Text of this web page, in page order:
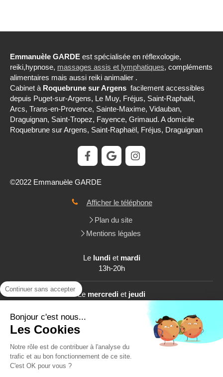
Emmanuèle GARDE est spécialisée en réflexologie,
reiki,hypnose, massages assis et lymphatiques, compléments
alimentaires mais aussi reiki animalier .
Cabinet à Roquebrune sur Argens facilement accessibles
depuis Puget-sur-Argens, Le Muy, Fréjus, Saint-Raphaël,
Arcs, Trans-en-Provence, Sainte-Maxime, Vidauban,
Draguignan, Saint-Tropez, Fayence, Grimaud. A domicile
Roquebrune sur Argens, Saint-Raphaël, Fréjus, Draguignan
©2022 Emmanuèle GARDE
Afficher le téléphone
Plan du site
Mentions légales
Le lundi et mardi
13h-20h
Le mercredi et jeudi
Continuer sans accepter
Bonjour c'est nous...
Les Cookies
Notre rôle est de contribuer à l'analyse du
trafic et au bon fonctionnement de ce site.
C'est OK pour vous ?